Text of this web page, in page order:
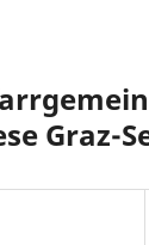
Graz-